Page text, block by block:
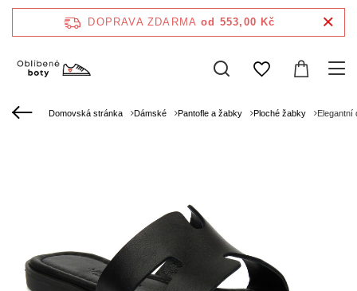
DOPRAVA ZDARMA od 553,00 Kč
Domovská stránka Dámské Pantofle a žabky Ploché žabky Elegantní